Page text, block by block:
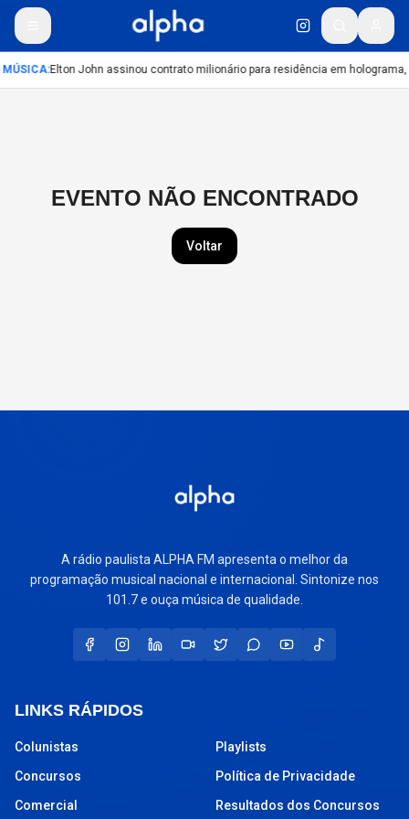
MÚSICA:Elton John assinou contrato milionário para residência em
EVENTO NÃO ENCONTRADO
Voltar
A rádio paulista ALPHA FM apresenta o melhor da
programação musical nacional e internacional. Sintonize nos
101.7 e ouça música de qualidade.
LINKS RÁPIDOS
Colunistas
Concursos
Comercial
Playlists
Política de Privacidade
Resultados dos Concursos